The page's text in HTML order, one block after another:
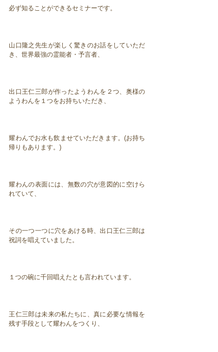
必ず知ることができるセミナーです。
山口隆之先生が楽しく驚きのお話をしていただ
き、世界最強の霊能者・予言者、
出口王仁三郎が作ったようわんを２つ、奥様の
ようわんを１つをお持ちいただき、
耀わんでお水も飲ませていただきます。(お持ち
帰りもあります。)
耀わんの表面には、無数の穴が意図的に空けら
れていて、
その一つ一つに穴をあける時、出口王仁三郎は
祝詞を唱えていました。
１つの碗に千回唱えたとも言われています。
王仁三郎は未来の私たちに、真に必要な情報を
残す手段として耀わんをつくり、